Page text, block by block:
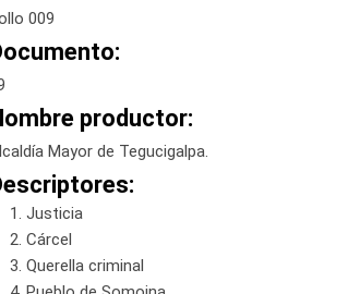
009
productor:
Mayor de Tegucigalpa.
Justicia
Cárcel
Querella criminal